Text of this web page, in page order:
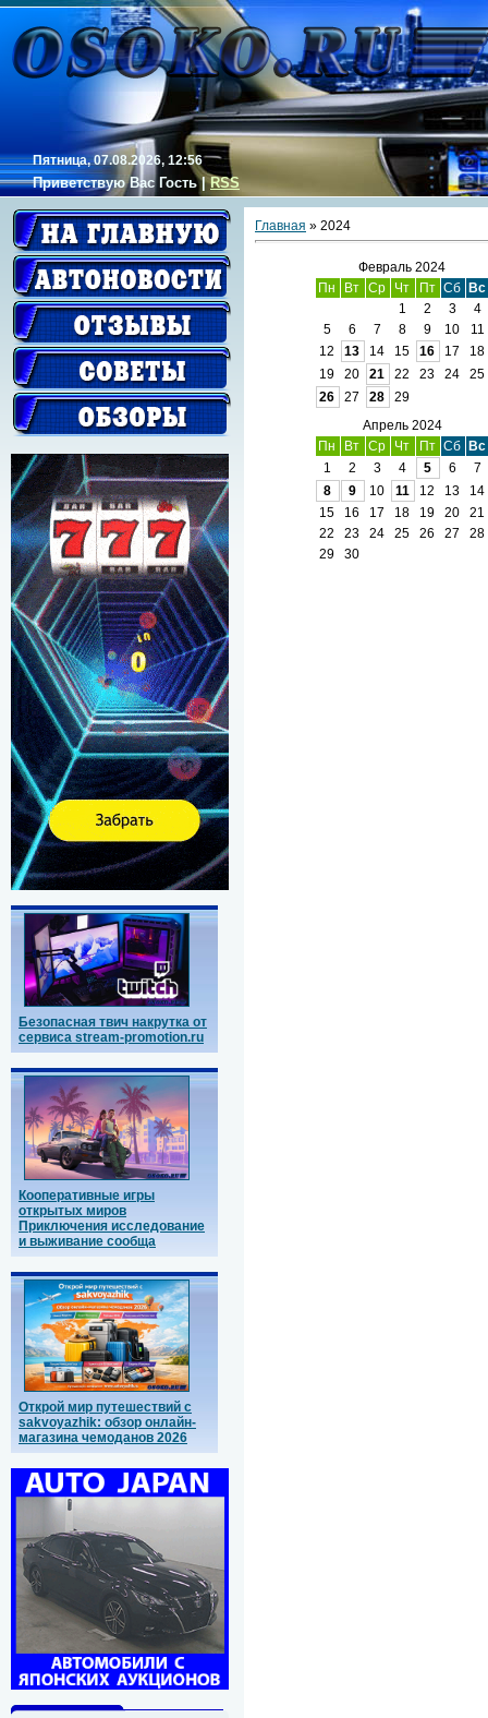
Пятница, 07.08.2026, 12:56
Приветствую Вас Гость|RSS
Безопасная твич накрутка от
сервиса stream-promotion.ru
Кооперативные игры
открытых миров
Приключения исследование
и выживание сообща
Открой мир путешествий с
sakvoyazhik: обзор онлайн-
магазина чемоданов 2026
Главная » 2024
Февраль 2024
Пн
Вт Ср Чт Пт Сб
Вс
1
2 3
4
5
6 7 8 9 10
11
12
13 14 15 16 17
18
19
20 21 22 23 24
25
26
27 28
29
Апрель 2024
Пн
Вт Ср Чт Пт Сб
Вс
1
2 3 4 5 6
7
8
9 10 11 12 13
14
15
16 17 18 19 20
21
22
23 24 25 26 27
28
29
30